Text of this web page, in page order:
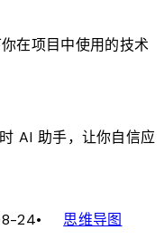
在项目中使用的技术
AI 助手，让你自信应
24• account_tree思维导图